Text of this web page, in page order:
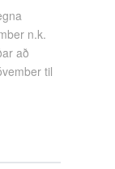
n.k.
að
til